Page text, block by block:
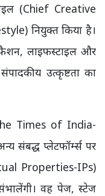
(Chief Creative
नियुक्त किया है।
लाइफस्टाइल और
उत्कृष्टता का
Times of India-
संबद्ध प्लेटफॉर्म्स पर
Properties-IPs)
वह पेज, स्टेज